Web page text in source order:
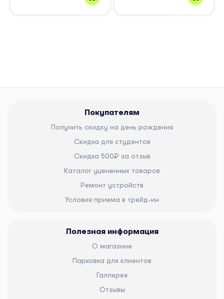
Покупателям
Получить скидку на день рождения
Скидка для студентов
Скидка 500₽ за отзыв
Каталог уцененных товаров
Ремонт устройств
Условия приема в трейд-ин
Полезная информация
О магазине
Парковка для клиентов
Галлерея
Отзывы